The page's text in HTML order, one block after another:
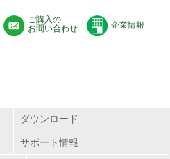
ご購入の
お問い合わせ
企業情報
ダウンロード
サポート情報